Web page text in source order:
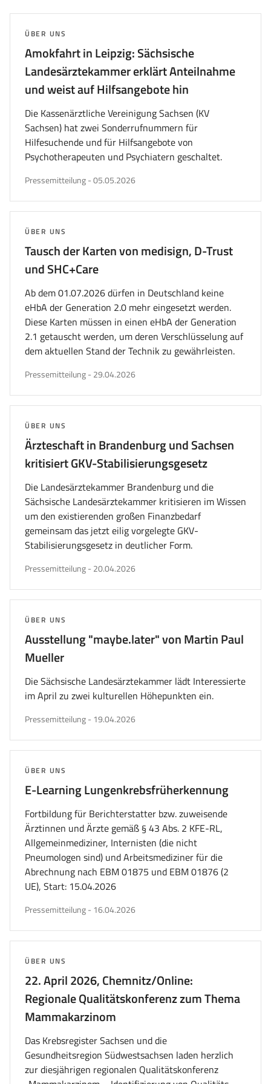
Seite
wechseln
Seite
Seite
Seite
Amokfahrt in Leipzig: Sächsische
Landesärztekammer erklärt Anteilnahme
und weist auf Hilfsangebote hin
THEMA:
ÜBER UNS
Die Kassenärztliche Vereinigung Sachsen (KV
Sachsen) hat zwei Sonderrufnummern für
Hilfesuchende und für Hilfsangebote von
Psychotherapeuten und Psychiatern geschaltet.
Pressemitteilungveröffentlicht
-05.05.2026
Tausch der Karten von medisign, D-Trust
und SHC+Care
THEMA:
ÜBER UNS
Ab dem 01.07.2026 dürfen in Deutschland keine
eHbA der Generation 2.0 mehr eingesetzt werden.
Diese Karten müssen in einen eHbA der Generation
2.1 getauscht werden, um deren Verschlüsselung auf
dem aktuellen Stand der Technik zu gewährleisten.
Pressemitteilungveröffentlicht
- 29.04.2026
Ärzteschaft in Brandenburg und Sachsen
kritisiert GKV-Stabilisierungsgesetz
THEMA:
ÜBER UNS
Die Landesärztekammer Brandenburg und die
Sächsische Landesärztekammer kritisieren im Wissen
um den existierenden großen Finanzbedarf
gemeinsam das jetzt eilig vorgelegte GKV-
Stabilisierungsgesetz in deutlicher Form.
Pressemitteilungveröffentlicht
- 20.04.2026
Ausstellung "maybe.later" von Martin Paul
Mueller
THEMA:
ÜBER UNS
Die Sächsische Landesärztekammer lädt Interessierte
im April zu zwei kulturellen Höhepunkten ein.
Pressemitteilungveröffentlicht
- 19.04.2026
E-Learning Lungenkrebsfrüherkennung
THEMA:
ÜBER UNS
Fortbildung für Berichterstatter bzw. zuweisende
Ärztinnen und Ärzte gemäß § 43 Abs. 2 KFE-RL,
Allgemeinmediziner, Internisten (die nicht
Pneumologen sind) und Arbeitsmediziner für die
Abrechnung nach EBM 01875 und EBM 01876 (2
UE), Start: 15.04.2026
Pressemitteilungveröffentlicht
- 16.04.2026
22. April 2026, Chemnitz/Online:
Regionale Qualitätskonferenz zum Thema
Mammakarzinom
THEMA:
ÜBER UNS
Das Krebsregister Sachsen und die
Gesundheitsregion Südwestsachsen laden herzlich
zur diesjährigen regionalen Qualitätskonferenz